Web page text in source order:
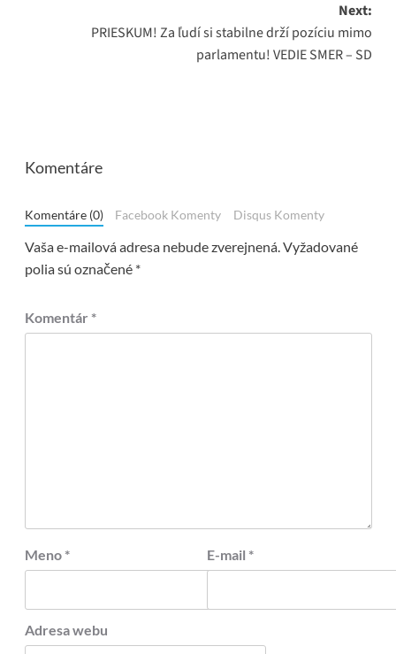
Next:
PRIESKUM! Za ľudí si stabilne drží pozíciu mimo
parlamentu! VEDIE SMER – SD
Komentáre
Komentáre (0) Facebook Komenty Disqus Komenty
Vaša e-mailová adresa nebude zverejnená.Vyžadované
polia sú označené *
Komentár *
Meno * E-mail *
Adresa webu